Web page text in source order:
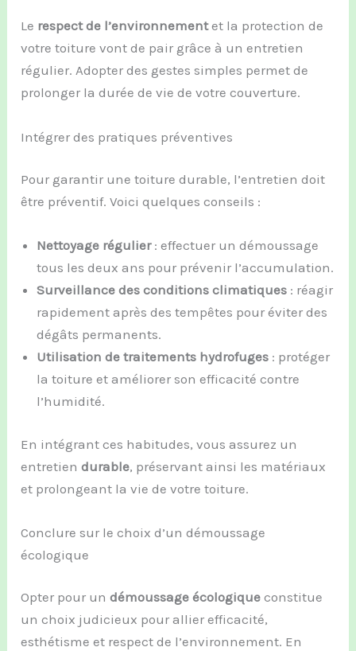
Le respect de l’environnementet la protection de
votre toiture vont de pair grâce à un entretien
régulier. Adopter des gestes simples permet de
prolonger la durée de vie de votre couverture.
Intégrer des pratiques préventives
Pour garantir une toiture durable, l’entretien doit
être préventif. Voici quelques conseils :
Nettoyage régulier: effectuer un démoussage
tous les deux ans pour prévenir l’accumulation.
Surveillance des conditions climatiques : réagir
rapidement après des tempêtes pour éviter des
dégâts permanents.
Utilisation de traitements hydrofuges : protéger
la toiture et améliorer son efficacité contre
l’humidité.
En intégrant ces habitudes, vous assurez un
entretiendurable, préservant ainsi les matériaux
et prolongeant la vie de votre toiture.
Conclure sur le choix d’un démoussage
écologique
Opter pour undémoussage écologique constitue
un choix judicieux pour allier efficacité,
esthétisme et respect de l’environnement. En